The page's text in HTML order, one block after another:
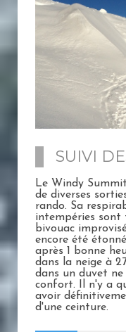
SUIVI
Le Windy
de diverses
rando. Sa
intempéries sont
bivouac
encore été
après 1 bonne
dans la neige à
dans un duvet
confort. Il n'y a
avoir
d'une ceinture.